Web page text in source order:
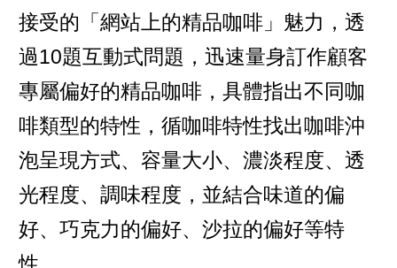
接受的「網站上的精品咖啡」魅力，透
過10題互動式問題，迅速量身訂作顧客
專屬偏好的精品咖啡，具體指出不同咖
啡類型的特性，循咖啡特性找出咖啡沖
泡呈現方式、容量大小、濃淡程度、透
光程度、調味程度，並結合味道的偏
好、巧克力的偏好、沙拉的偏好等特
性。